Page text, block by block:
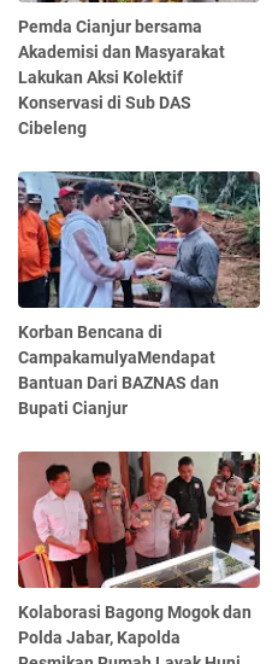
Pemda Cianjur bersama
Akademisi dan Masyarakat
Lakukan Aksi Kolektif
Konservasi di Sub DAS
Cibeleng
Korban Bencana di
CampakamulyaMendapat
Bantuan Dari BAZNAS dan
Bupati Cianjur
Kolaborasi Bagong Mogok dan
Polda Jabar, Kapolda